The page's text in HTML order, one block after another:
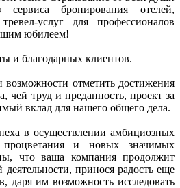
сервиса бронирования отелей,
услуг для профессионалов
юбилеем!
и благодарных клиентов.
отметить достижения
чей труд и преданность, проект за
вклад для нашего общего дела.
в осуществлении амбициозных
процветания и новых значимых
что ваша компания продолжит
принося радость еще
даря им возможность исследовать